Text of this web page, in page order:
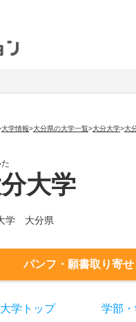
大学情報>大分県の大学一覧>大分大学>大
大学
学 大分県
パンフ・願書取り寄せ
大学トップ 学部 ・